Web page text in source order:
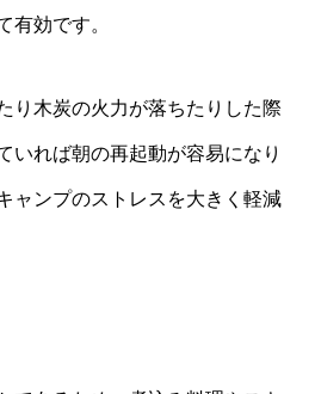
有効です。
り木炭の火力が落ちたりした際
いれば朝の再起動が容易になり
ャンプのストレスを大きく軽減